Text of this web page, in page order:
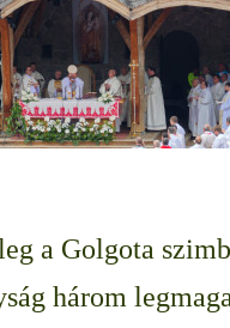
a Golgota
három